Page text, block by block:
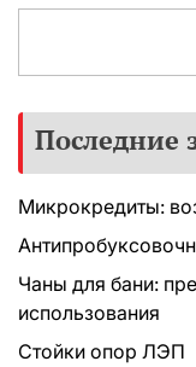
Последние
Микрокредиты:
Чаны для бани:
использования
Стойки опор ЛЭП